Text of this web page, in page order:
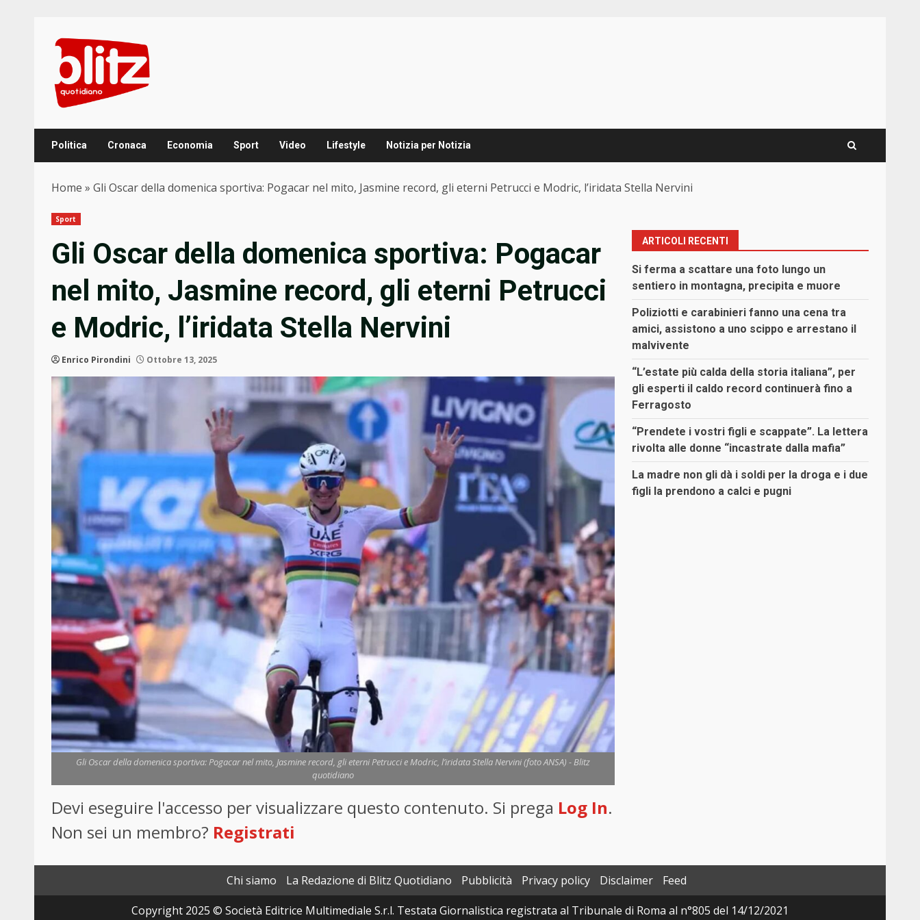
content
Politica Cronaca Economia Sport Video Lifestyle Notizia per Notizia
Home » Gli Oscar della domenica sportiva: Pogacar nel mito, Jasmine record, gli eterni Petrucci e Modric, l’iridata Stella Nervini
Sport
Gli Oscar della domenica sportiva: Pogacar
nel mito, Jasmine record, gli eterni Petrucci
e Modric, l’iridata Stella Nervini
Enrico Pirondini Ottobre 13, 2025
Gli Oscar della domenica sportiva: Pogacar nel mito, Jasmine record, gli eterni Petrucci e Modric, l’iridata Stella Nervini (foto ANSA) - Blitz
quotidiano
Devi eseguire l'accesso per visualizzare questo contenuto. Si prega Log In.
Non sei un membro? Registrati
ARTICOLI RECENTI
Si ferma a scattare una foto lungo un
sentiero in montagna, precipita e muore
Poliziotti e carabinieri fanno una cena tra
amici, assistono a uno scippo e arrestano il
malvivente
“L’estate più calda della storia italiana”, per
gli esperti il caldo record continuerà fino a
Ferragosto
“Prendete i vostri figli e scappate”. La lettera
rivolta alle donne “incastrate dalla mafia”
La madre non gli dà i soldi per la droga e i due
figli la prendono a calci e pugni
Chi siamo La Redazione di Blitz Quotidiano Pubblicità Privacy policy Disclaimer
Feed
Copyright 2025 © Società Editrice Multimediale S.r.l. Testata Giornalistica registrata al Tribunale di Roma al n°805 del 14/12/2021